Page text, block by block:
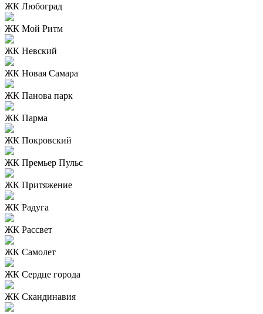
ЖК Любоград
ЖК Мой Ритм
ЖК Невский
ЖК Новая Самара
ЖК Панова парк
ЖК Парма
ЖК Покровский
ЖК Премьер Пульс
ЖК Притяжение
ЖК Радуга
ЖК Рассвет
ЖК Самолет
ЖК Сердце города
ЖК Скандинавия